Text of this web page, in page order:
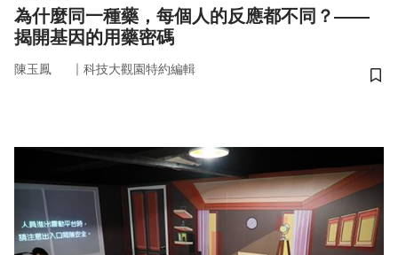
為什麼同一種藥，每個人的反應都不同？——
揭開基因的用藥密碼
陳玉鳳 ｜ 科技大觀園特約編輯
儲